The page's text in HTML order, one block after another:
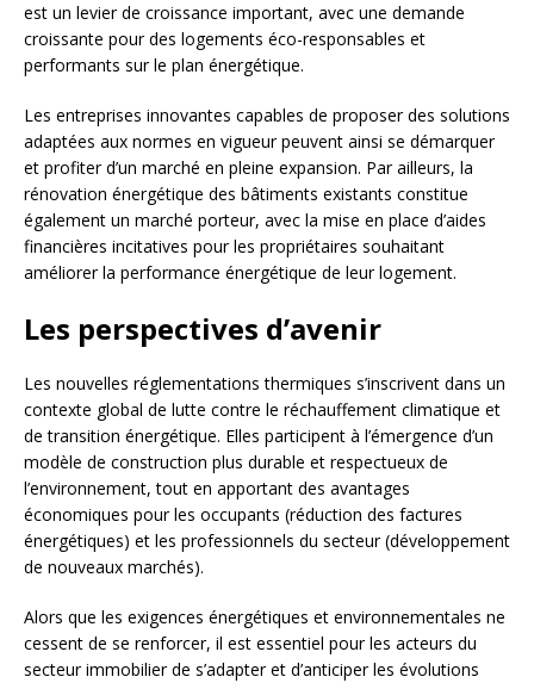
est un levier de croissance important, avec une demande
croissante pour des logements éco-responsables et
performants sur le plan énergétique.
Les entreprises innovantes capables de proposer des solutions
adaptées aux normes en vigueur peuvent ainsi se démarquer
et profiter d’un marché en pleine expansion. Par ailleurs, la
rénovation énergétique des bâtiments existants constitue
également un marché porteur, avec la mise en place d’aides
financières incitatives pour les propriétaires souhaitant
améliorer la performance énergétique de leur logement.
Les perspectives d’avenir
Les nouvelles réglementations thermiques s’inscrivent dans un
contexte global de lutte contre le réchauffement climatique et
de transition énergétique. Elles participent à l’émergence d’un
modèle de construction plus durable et respectueux de
l’environnement, tout en apportant des avantages
économiques pour les occupants (réduction des factures
énergétiques) et les professionnels du secteur (développement
de nouveaux marchés).
Alors que les exigences énergétiques et environnementales ne
cessent de se renforcer, il est essentiel pour les acteurs du
secteur immobilier de s’adapter et d’anticiper les évolutions